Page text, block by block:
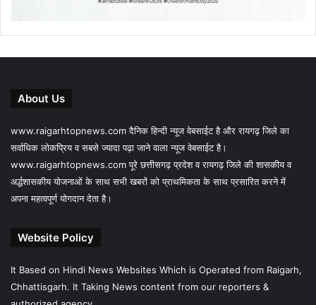
About Us
www.raigarhtopnews.com दैनिक हिन्दी न्यूज वेबसाईट है और रायगढ़ जिले का
सर्वाधिक लोकप्रिय व सबसे ज्यादा पढ़ा जाने वाला न्यूज वेबसाईट है।
www.raigarhtopnews.com पूरे छत्तीसगढ़ प्रदेश व रायगढ़ जिले की शासकीय व
अर्द्धशासकीय योजनाओं के साथ सभी खबरों को प्राथमिकता के साथ प्रसारित करने में
अपना महत्वपूर्ण योगदान देता है।
Website Policy
It Based on Hindi News Websites Which is Operated from Raigarh,
Chhattisgarh. It Taking News content from our reporters &